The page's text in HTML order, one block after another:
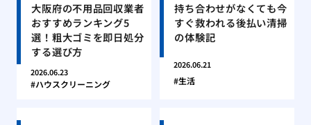
大阪府の不用品回収業者
おすすめランキング5
選！粗大ゴミを即日処分
する選び方
2026.06.23
ハウスクリーニング
持ち合わせがなくても今
すぐ救われる後払い清掃
の体験記
2026.06.21
生活